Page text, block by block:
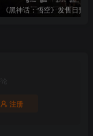
电梯，连通性被更巧
“场景”形成了美妙的和
注册